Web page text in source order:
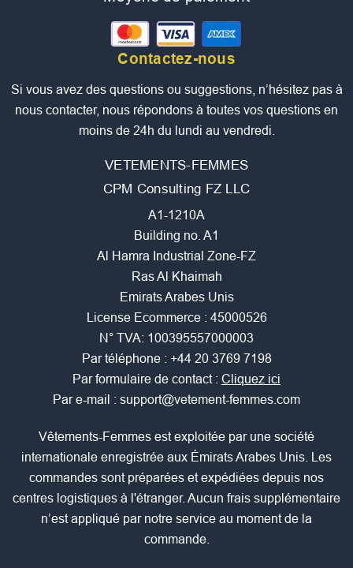
Contactez-nous
Si vous avez des questions ou suggestions, n’hésitez pas à
nous contacter, nous répondons à toutes vos questions en
moins de 24h du lundi au vendredi.
VETEMENTS-FEMMES
CPM Consulting FZ LLC
A1-1210A
Building no. A1
Al Hamra Industrial Zone-FZ
Ras Al Khaimah
Emirats Arabes Unis
License Ecommerce : 45000526
N° TVA: 100395557000003
Par téléphone : +44 20 3769 7198
Par formulaire de contact : Cliquez ici
Par e-mail : support@vetement-femmes.com
Vêtements-Femmes est exploitée par une société
internationale enregistrée aux Émirats Arabes Unis. Les
commandes sont préparées et expédiées depuis nos
centres logistiques à l'étranger. Aucun frais supplémentaire
n’est appliqué par notre service au moment de la
commande.